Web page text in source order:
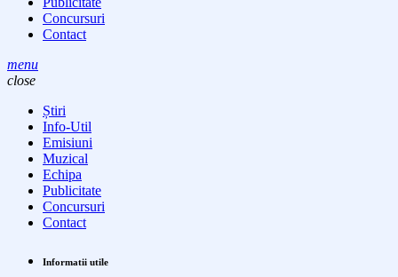
Concursuri
Contact
menu
close
Știri
Info-Util
Emisiuni
Muzical
Echipa
Publicitate
Concursuri
Contact
Informatii utile